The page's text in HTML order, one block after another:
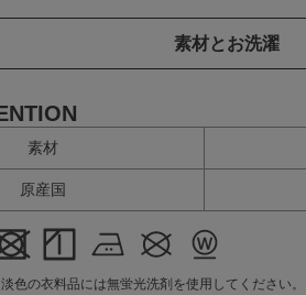
素材とお洗濯
素材
原産国
色の衣料品には無蛍光洗剤を使用してください。